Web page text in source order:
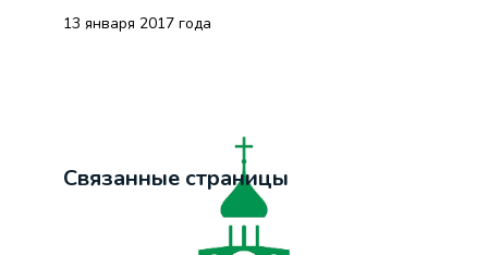
13 января 2017 года
Связанные страницы